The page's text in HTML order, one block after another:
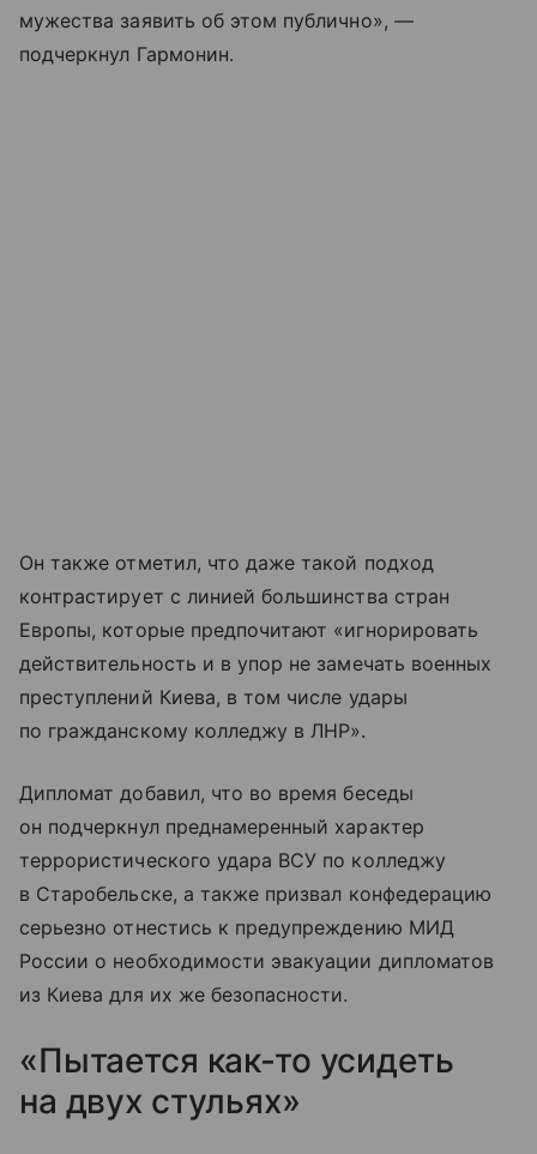
мужества заявить об этом публично», —
подчеркнул Гармонин.
Он также отметил, что даже такой подход
контрастирует с линией большинства стран
Европы, которые предпочитают «игнорировать
действительность и в упор не замечать военных
преступлений Киева, в том числе удары
по гражданскому колледжу в ЛНР».
Дипломат добавил, что во время беседы
он подчеркнул преднамеренный характер
террористического удара ВСУ по колледжу
в Старобельске, а также призвал конфедерацию
серьезно отнестись к предупреждению МИД
России о необходимости эвакуации дипломатов
из Киева для их же безопасности.
«Пытается как-то усидеть
на двух стульях»